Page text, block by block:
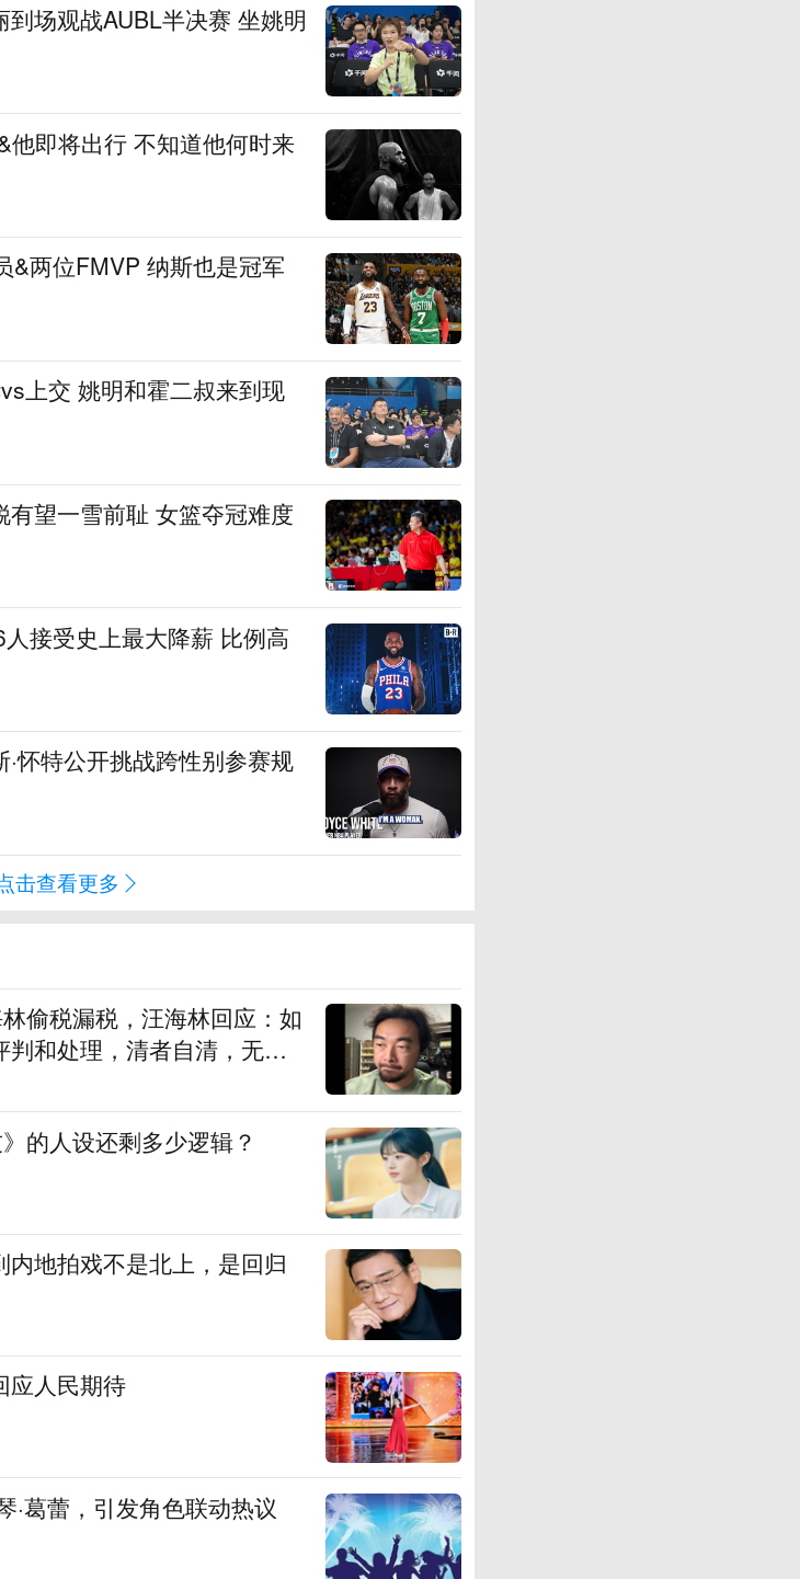
场观战AUBL半决赛 坐姚明
即将出行 不知道他何时来
&两位FMVP 纳斯也是冠军
上交 姚明和霍二叔来到现
望一雪前耻 女篮夺冠难度
接受史上最大降薪 比例高
怀特公开挑战跨性别参赛规
击查看更多
偷税漏税，汪海林回应：如
和处理，清者自清，无需
的人设还剩多少逻辑？
地拍戏不是北上，是回归
应人民期待
·葛蕾，引发角色联动热议